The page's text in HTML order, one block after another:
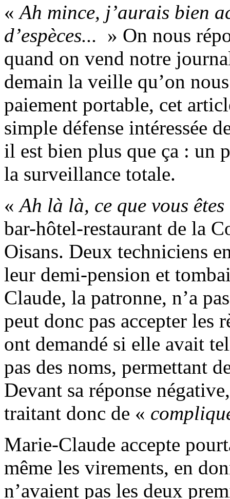
«Ah mince, j’aurais bien
d’espèces... » On nous
quand on vend notre
demain la veille qu’on
paiement portable, cet
simple défense intéressée
il est bien plus que ça : un
la surveillance totale.
«Ah là là, ce que vous
bar-hôtel-restaurant de la
Oisans. Deux techniciens
leur demi-pension et
Claude, la patronne, n’a
peut donc pas accepter les
ont demandé si elle avait
pas des noms, permettant
Devant sa réponse
traitant donc de «
Marie-Claude accepte
même les virements, en
n’avaient pas les deux